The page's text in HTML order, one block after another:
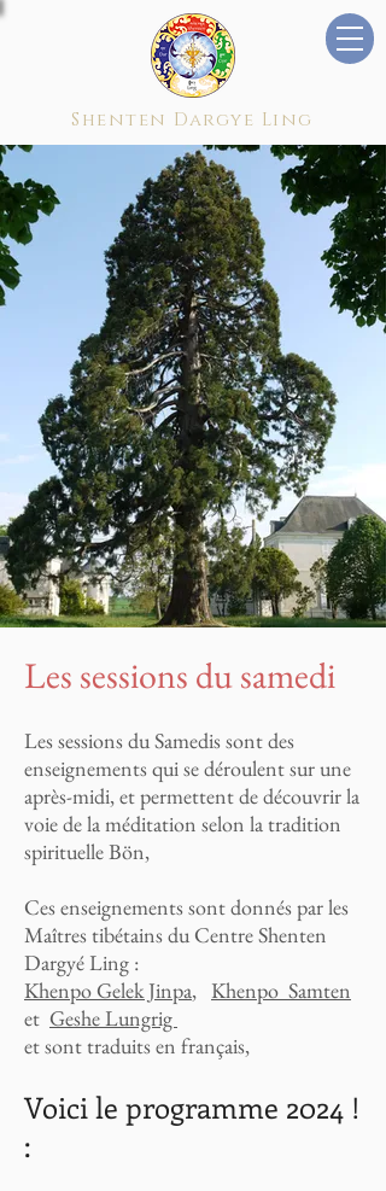
Shenten Dargye Ling
Les sessions du samedi
Les sessions du Samedis sont des
enseignements qui se déroulent sur une
après-midi, et permettent de découvrir la
voie de la méditation selon la tradition
spirituelle Bön,
Ces enseignements sont donnés par les
Maîtres tibétains du Centre Shenten
Dargyé Ling :
Khenpo Gelek Jinpa, Khenpo Samten
et Geshe Lungrig
et sont traduits en français,
Voici le programme 2024 !
: